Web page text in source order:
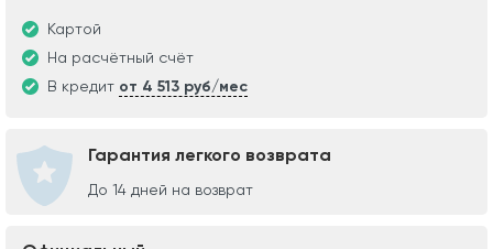
Картой
На расчётный счёт
В кредит от 4 513 руб/мес
Гарантия легкого возврата
До 14 дней на возврат